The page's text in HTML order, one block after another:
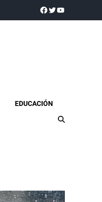
EDUCACIÓN